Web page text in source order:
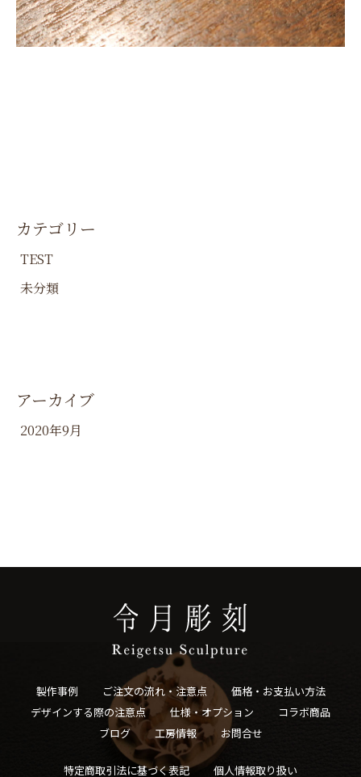
カテゴリー
TEST
未分類
アーカイブ
2020年9月
製作事例 ご注文の流れ・注意点
価格・お支払い方法
デザインする際の注意点
仕様・オプション
コラボ商品
ブログ
工房情報 お問合せ
特定商取引法に基づく表記 個人情報取り扱い